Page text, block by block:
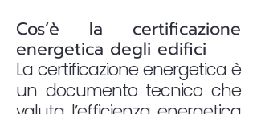
Cos’è la certificazione
energetica degli edifici
La certificazione energetica è
un documento tecnico che